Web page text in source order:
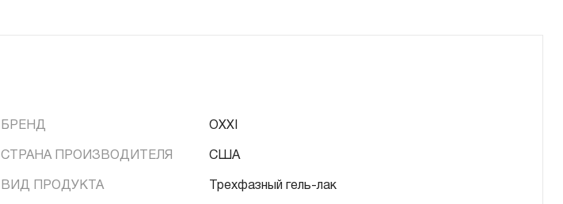
БРЕНД OXXI
СТРАНА ПРОИЗВОДИТЕЛЯ США
ВИД ПРОДУКТА Трехфазный гель-лак